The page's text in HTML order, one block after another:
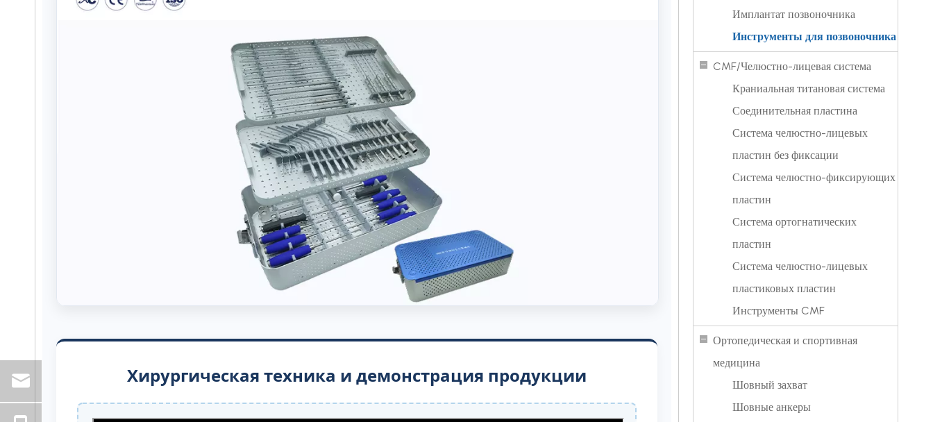
Хирургическая техника и демонстрация продукции
Имплантат позвоночника
Инструменты для позвоночника
CMF/Челюстно-лицевая система
Краниальная титановая система
Соединительная пластина
Система челюстно-лицевых
пластин без фиксации
Система челюстно-фиксирующих
пластин
Система ортогнатических
пластин
Система челюстно-лицевых
пластиковых пластин
Инструменты CMF
Ортопедическая и спортивная
медицина
Шовный захват
Шовные анкеры